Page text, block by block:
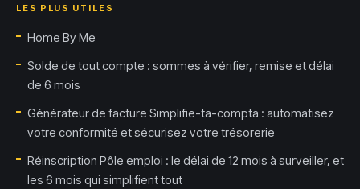
LES PLUS UTILES
Home By Me
Solde de tout compte : sommes à vérifier, remise et délai
de 6 mois
Générateur de facture Simplifie-ta-compta : automatisez
votre conformité et sécurisez votre trésorerie
Réinscription Pôle emploi : le délai de 12 mois à surveiller, et
les 6 mois qui simplifient tout